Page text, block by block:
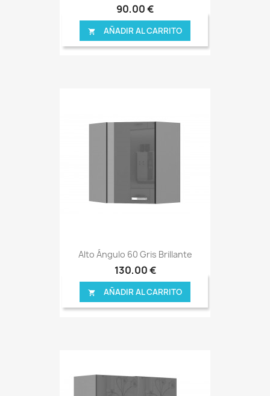
90,00 €
 AÑADIR AL CARRITO
Alto Ángulo 60 Gris Brillante
130,00 €
 AÑADIR AL CARRITO